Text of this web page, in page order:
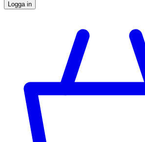
Logga in